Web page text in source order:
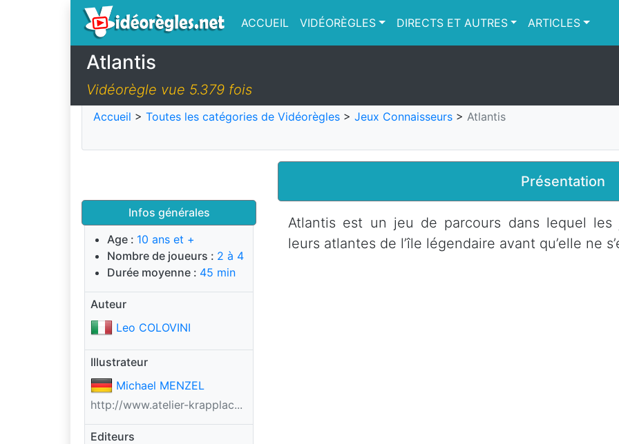
ACCUEIL VIDÉORÈGLES DIRECTS ET AUTRES ARTICLES
Atlantis
Vidéorègle vue 5.379 fois
Accueil > Toutes les catégories de Vidéorègles > Jeux Connaisseurs > Atlantis
Infos générales
Age : 10 ans et +
Nombre de joueurs : 2 à 4
Durée moyenne : 45 min
Auteur
Leo COLOVINI
Illustrateur
Michael MENZEL
http://www.atelier-krapplac...
Editeurs
Présentation
Atlantis est un jeu de parcours dans lequel les
leurs atlantes de l’île légendaire avant qu’elle ne